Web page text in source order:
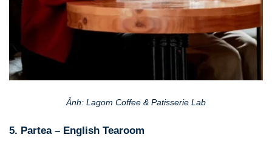
Ảnh: Lagom Coffee & Patisserie Lab
5. Partea – English Tearoom